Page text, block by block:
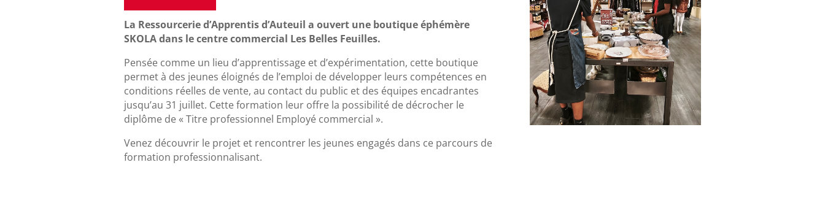
La Ressourcerie d’Apprentis d’Auteuil a ouvert une boutique éphémère
SKOLA dans le centre commercial Les Belles Feuilles.
Pensée comme un lieu d’apprentissage et d’expérimentation, cette boutique
permet à des jeunes éloignés de l’emploi de développer leurs compétences en
conditions réelles de vente, au contact du public et des équipes encadrantes
jusqu’au 31 juillet. Cette formation leur offre la possibilité de décrocher le
diplôme de « Titre professionnel Employé commercial ».
Venez découvrir le projet et rencontrer les jeunes engagés dans ce parcours de
formation professionnalisant.